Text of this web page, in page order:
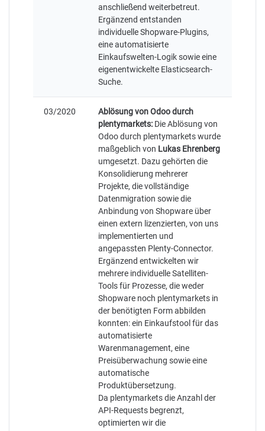
anschließend weiterbetreut.
Ergänzend entstanden
individuelle Shopware-Plugins,
eine automatisierte
Einkaufswelten-Logik sowie eine
eigenentwickelte Elasticsearch-
Suche.
03/2020
Ablösung von Odoo durch
plentymarkets: Die Ablösung von
Odoo durch plentymarkets wurde
maßgeblich von Lukas Ehrenberg
umgesetzt. Dazu gehörten die
Konsolidierung mehrerer
Projekte, die vollständige
Datenmigration sowie die
Anbindung von Shopware über
einen extern lizenzierten, von uns
implementierten und
angepassten Plenty-Connector.
Ergänzend entwickelten wir
mehrere individuelle Satelliten-
Tools für Prozesse, die weder
Shopware noch plentymarkets in
der benötigten Form abbilden
konnten: ein Einkaufstool für das
automatisierte
Warenmanagement, eine
Preisüberwachung sowie eine
automatische
Produktübersetzung.
Da plentymarkets die Anzahl der
API-Requests begrenzt,
optimierten wir die